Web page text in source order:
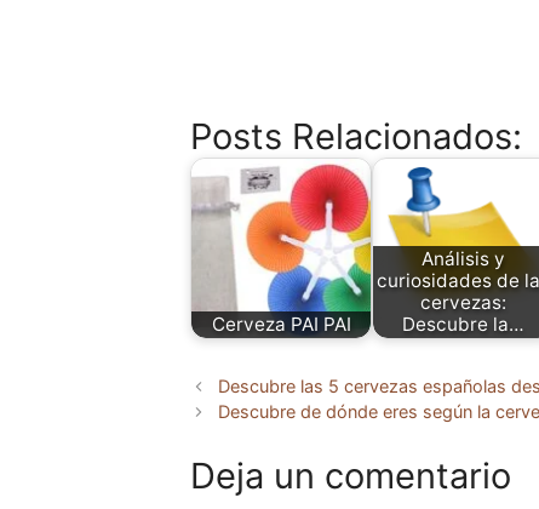
Posts Relacionados:
Cerveza PAI PAI
Análisis y
curiosidades de
cervezas:
Descubre la…
Descubre las 5 cervezas españolas
Descubre de dónde eres según la
Deja un comentario